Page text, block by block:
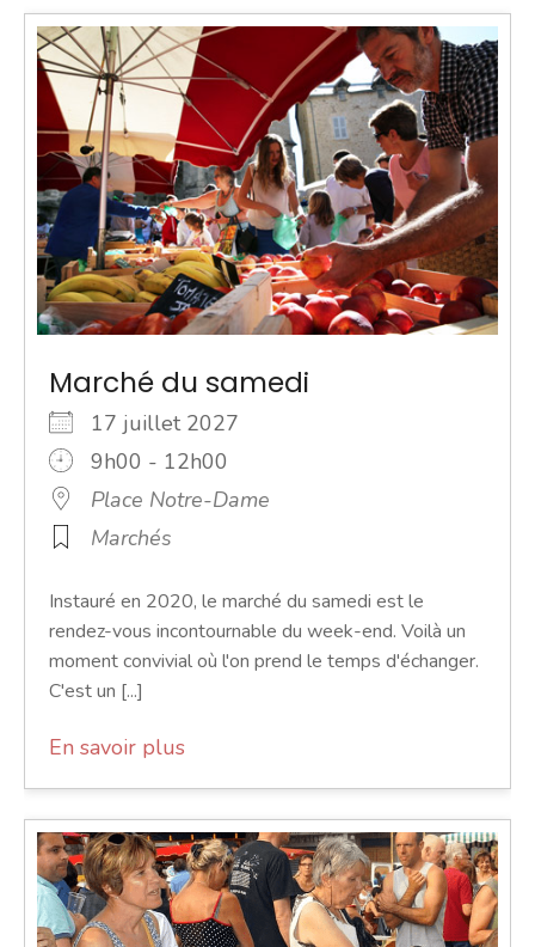
Marché du samedi
17 juillet 2027
9h00 - 12h00
Place Notre-Dame
Marchés
Instauré en 2020, le marché du samedi est le
rendez-vous incontournable du week-end. Voilà un
moment convivial où l'on prend le temps d'échanger.
C'est un [...]
En savoir plus